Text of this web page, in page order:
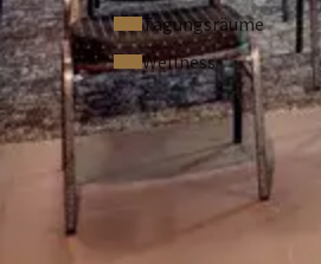
Tagungsräume
Wellness